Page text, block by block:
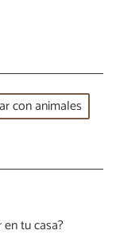
con animales
tu casa?